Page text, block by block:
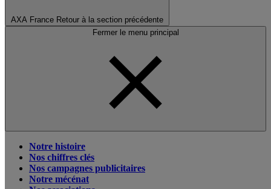
AXA France Retour à la section précédente
Fermer le menu principal
Notre histoire
Nos chiffres clés
Nos campagnes publicitaires
Notre mécénat